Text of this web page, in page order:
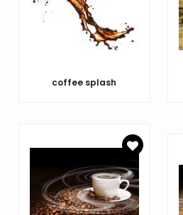
coffee splash